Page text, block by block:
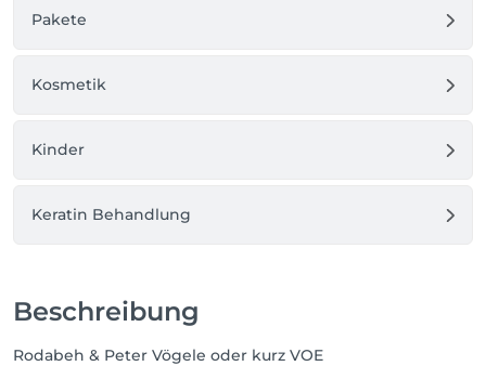
Pakete
Kosmetik
Kinder
Keratin Behandlung
Beschreibung
Rodabeh & Peter Vögele oder kurz VOE